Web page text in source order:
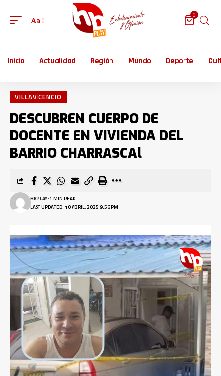
Aa
0
Inicio Actualidad Región Mundo Deporte
VILLAVICENCIO
DESCUBREN CUERPO DE
DOCENTE EN VIVIENDA DEL
BARRIO CHARRASCAl
LAST UPDATED: 10 ABRIL, 2025 9:56 PM
HBPLAY 1 MIN READ